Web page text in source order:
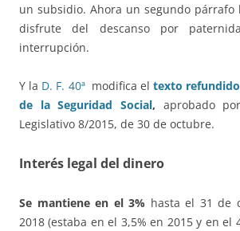
un subsidio. Ahora un segundo párrafo
disfrute del descanso por
interrupción.
Y la D. F. 40ªmodifica eltexto
de la Seguridad Social, aprobado
Legislativo 8/2015, de 30 de octubre.
Interés legal del dinero
Se mantiene en el 3% hasta el 31 de
2018 (estaba en el 3,5% en 2015 y en el